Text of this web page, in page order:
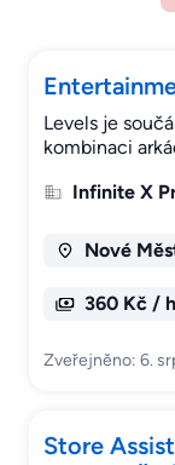
Levels je
kombinaci
Infinite X
Nové
360 Kč /
Zveřejněno: 6.
Store